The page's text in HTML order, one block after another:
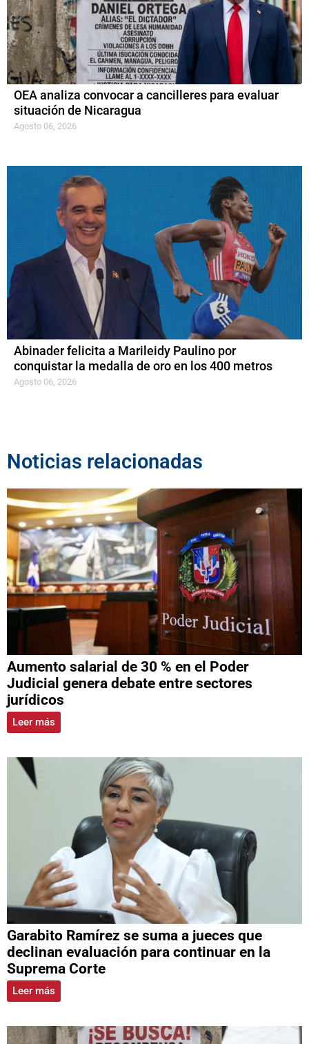
OEA analiza convocar a cancilleres para evaluar
situación de Nicaragua
Agosto 06, 2026
Abinader felicita a Marileidy Paulino por
conquistar la medalla de oro en los 400 metros
Agosto 06, 2026
Noticias relacionadas
Aumento salarial de 30 % en el Poder
Judicial genera debate entre sectores
jurídicos
Leer más
Garabito Ramírez se suma a jueces que
declinan evaluación para continuar en la
Suprema Corte
Leer más